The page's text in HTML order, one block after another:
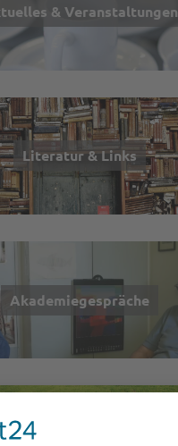
& Veranstaltungen
Literatur & Links
Akademiegespräche